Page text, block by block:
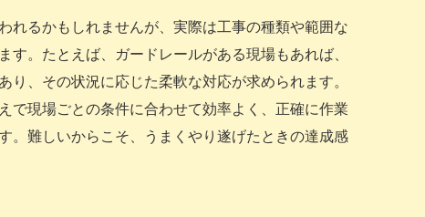
れるかもしれませんが、実際は工事の種類や範囲な
す。たとえば、ガードレールがある現場もあれば、
、その状況に応じた柔軟な対応が求められます。
で現場ごとの条件に合わせて効率よく、正確に作業
。難しいからこそ、うまくやり遂げたときの達成感